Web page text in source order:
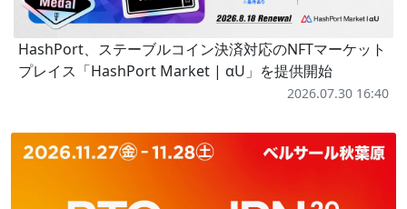
HashPort、ステーブルコイン決済対応のNFTマーケット
プレイス「HashPort Market | αU」を提供開始
2026.07.30 16:40